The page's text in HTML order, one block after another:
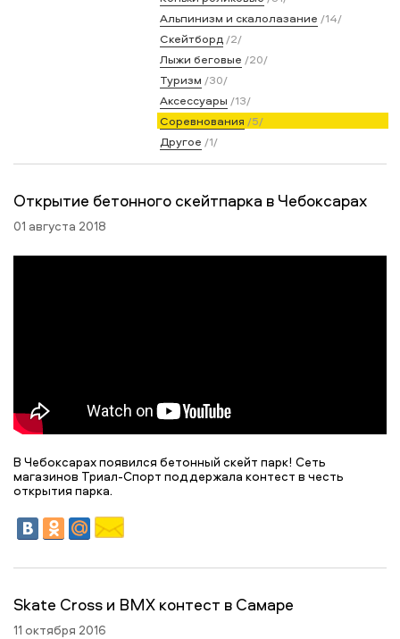
Альпинизм и скалолазание /14/
Скейтборд /2/
Лыжи беговые /20/
Туризм /30/
Аксессуары /13/
Соревнования /5/
Другое /1/
Открытие бетонного скейтпарка в Чебоксарах
01 августа 2018
В Чебоксарах появился бетонный скейт парк! Сеть
магазинов Триал-Спорт поддержала контест в честь
открытия парка.
Skate Cross и BMX контест в Самаре
11 октября 2016